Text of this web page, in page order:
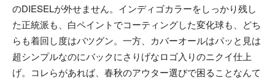
のDIESELが外せません。インディゴカラーをしっかり残し
た正統派も、白ペイントでコーティングした変化球も、どち
らも着回し度はバツグン。一方、カバーオールはパッと見は
超シンプルなのにバックにさりげなロゴ入りのニクイ仕上
げ。コレらがあれば、春秋のアウター選びで困ることなんて